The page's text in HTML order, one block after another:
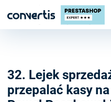
32. Lejek
przepalać kasy